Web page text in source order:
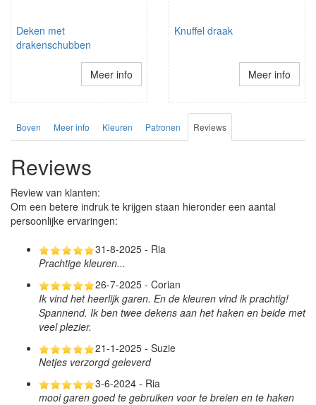
Deken met
drakenschubben
Meer info
Knuffel draak
Meer info
Boven Meer info Kleuren Patronen Reviews
Reviews
Review van klanten:
Om een betere indruk te krijgen staan hieronder een aantal
persoonlijke ervaringen:
31-8-2025 - Ria
Prachtige kleuren...
26-7-2025 - Corian
Ik vind het heerlijk garen. En de kleuren vind ik prachtig!
Spannend. Ik ben twee dekens aan het haken en beide met
veel plezier.
21-1-2025 - Suzie
Netjes verzorgd geleverd
3-6-2024 - Ria
mooi garen goed te gebruiken voor te breien en te haken